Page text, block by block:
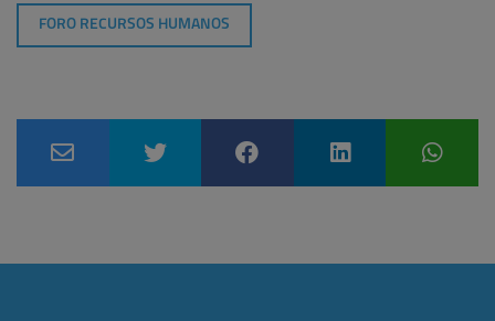
FORO RECURSOS HUMANOS